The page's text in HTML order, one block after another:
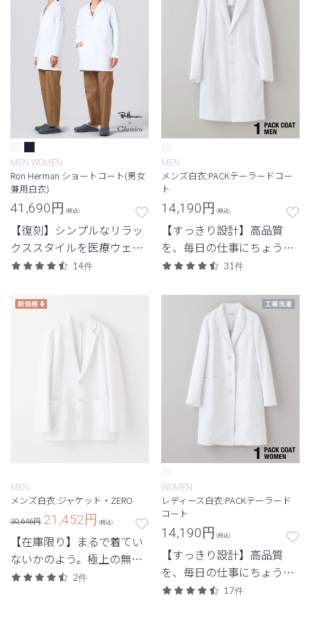
MEN WOMEN
Ron Herman ショートコート(男女
兼用白衣)
41,690円 (税込)
【復刻】シンプルなリラッ
クススタイルを医療ウェア
に落とし込んだロンハーマ
ても座っても美しい丈感の
ショートコート。
14件
MEN
メンズ白衣:PACKテーラードコー
ト
14,190円 (税込)
【すっきり設計】高品質
を、毎日の仕事にちょうど
よく。日常使いしやすいプ
31件
MEN
メンズ白衣:ジャケット・ZERO
30,646円 21,452円 (税込)
【在庫限り】まるで着てい
ないかのよう。極上の無重
力体験を味わう次世代シリ
2件
WOMEN
レディース白衣:PACKテーラード
コート
14,190円 (税込)
【すっきり設計】高品質
を、毎日の仕事にちょうど
よく。日常使いしやすいプ
17件